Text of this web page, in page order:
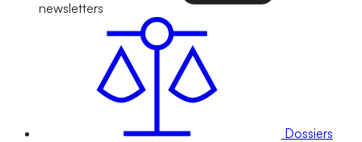
newsletters
Dossiers